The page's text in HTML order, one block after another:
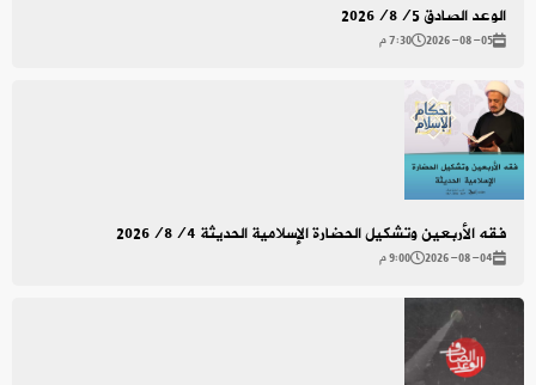
الوعد الصادق 2026/8/5
2026-08-05 7:30 م
فقه الأربعين وتشكيل الحضارة الإسلامية الحديثة 2026/8/4
2026-08-04 9:00 م